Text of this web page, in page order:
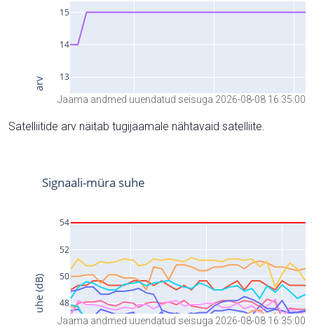
Jaama andmed uuendatud seisuga 2026-08-08 16:35:00
Satelliitide arv näitab tugijaamale nähtavaid satelliite.
Jaama andmed uuendatud seisuga 2026-08-08 16:35:00